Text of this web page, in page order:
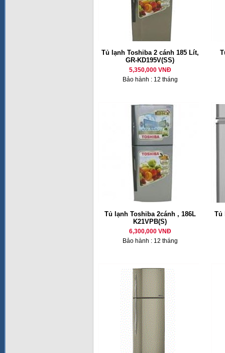
Tủ lạnh Toshiba 2 cánh 185 Lít,
GR-KD195V(SS)
5,350,000 VNĐ
Bảo hành : 12 tháng
Tủ lạnh Toshiba 2cánh , 186L
K21VPB(S)
6,300,000 VNĐ
Bảo hành : 12 tháng
Tủ